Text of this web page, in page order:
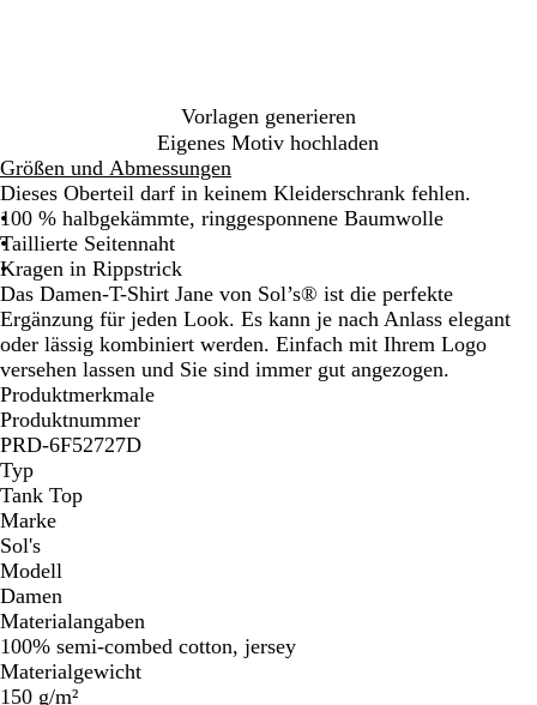
z
Vorlagen generieren
Eigenes Motiv hochladen
Größen und Abmessungen
Dieses Oberteil darf in keinem Kleiderschrank fehlen.
100 % halbgekämmte, ringgesponnene Baumwolle
Taillierte Seitennaht
Kragen in Rippstrick
Das Damen-T-Shirt Jane von Sol’s® ist die perfekte
Ergänzung für jeden Look. Es kann je nach Anlass elegant
oder lässig kombiniert werden. Einfach mit Ihrem Logo
versehen lassen und Sie sind immer gut angezogen.
Produktmerkmale
Produktnummer
PRD-6F52727D
Typ
Tank Top
Marke
Sol's
Modell
Damen
Materialangaben
100% semi-combed cotton, jersey
Materialgewicht
150 g/m²